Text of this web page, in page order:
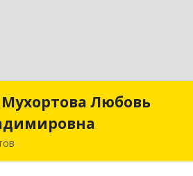
Любовь
ИП Мухортова Любовь
Владимировна